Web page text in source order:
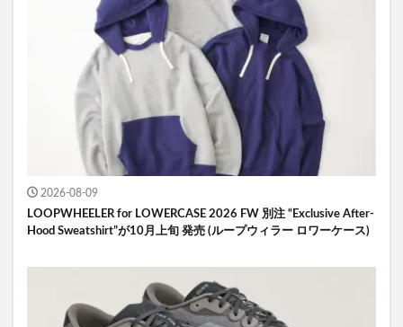
2026-08-09
LOOPWHEELER for LOWERCASE 2026 FW 別注 “Exclusive After-
Hood Sweatshirt”が10月上旬 発売 (ループウィラー ロワーケース)